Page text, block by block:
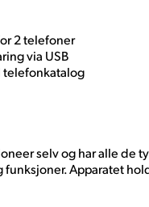
2 telefoner
via USB
telefonkatalog
selv og har alle de
Apparatet